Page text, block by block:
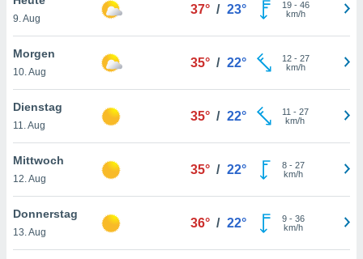
oder
Partner
es uns
das
der
Profil zu
Ihnen
finden
. Sie
9. Aug
37° / 23° 19- 46
km/h
Morgen
10. Aug
35° / 22° 12- 27
km/h
Dienstag
11. Aug
35° / 22° 11 - 27
km/h
Mittwoch
12. Aug
35° / 22° 8- 27
km/h
Donnerstag
13. Aug
36° / 22° 9- 36
km/h